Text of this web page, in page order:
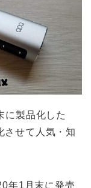
に製品化した
させて人気・知
年1月末に発売